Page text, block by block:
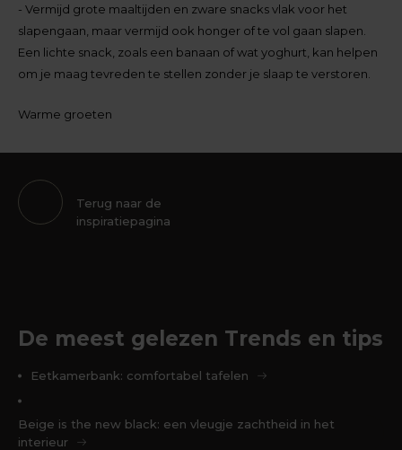
- Vermijd grote maaltijden en zware snacks vlak voor het
slapengaan, maar vermijd ook honger of te vol gaan slapen.
Een lichte snack, zoals een banaan of wat yoghurt, kan helpen
om je maag tevreden te stellen zonder je slaap te verstoren.
Warme groeten
Terug naar de
inspiratiepagina
De meest gelezen Trends en tips
Eetkamerbank: comfortabel tafelen
Beige is the new black: een vleugje zachtheid in het
interieur